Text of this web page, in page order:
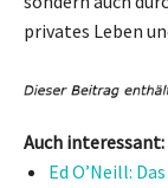
privates Leben
Auch interessant:
Ed O’Neill: